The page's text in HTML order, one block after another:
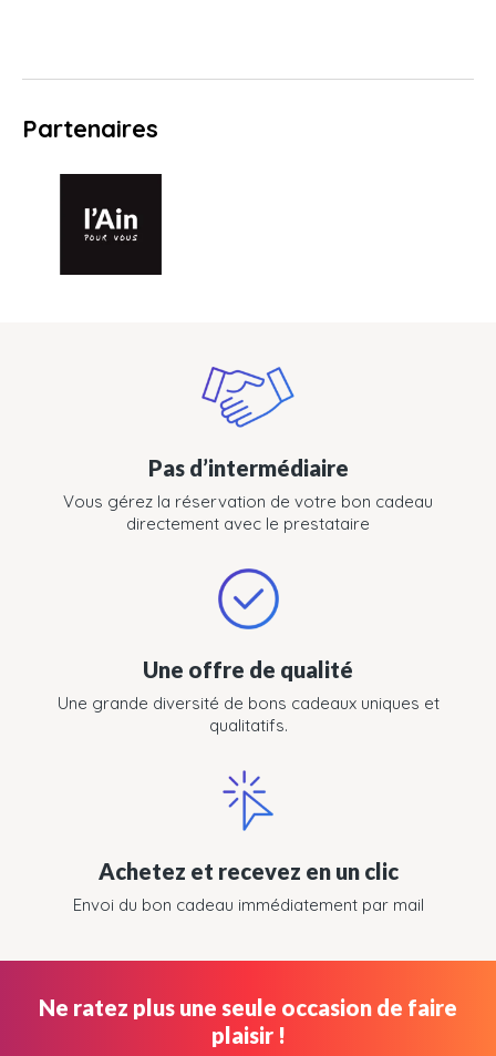
Partenaires
Pas d’intermédiaire
Vous gérez la réservation de votre bon cadeau
directement avec le prestataire
Une offre de qualité
Une grande diversité de bons cadeaux uniques et
qualitatifs.
Achetez et recevez en un clic
Envoi du bon cadeau immédiatement par mail
Ne ratez plus une seule occasion de faire
plaisir !